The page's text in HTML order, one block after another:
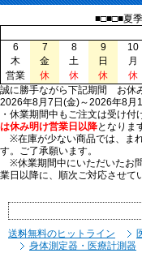
■□■□■夏
6
7 8 9 10
木
金 土 日 月
営業
休 休 休 休
誠に勝手ながら下記期間 お休
2026年8月7日(金)～2026年8月
・休業期間中もご注文は受け
は休み明け営業日以降となりま
※在庫が少ない商品では、ま
す。ご了承願います。
※休業期間中にいただいたお
業日以降に、順次ご対応させて
送料無料のヒットライン
身体測定器・医療計測器